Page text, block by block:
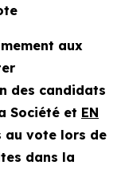
aux
des candidats
Société et EN
au vote lors de
dans la